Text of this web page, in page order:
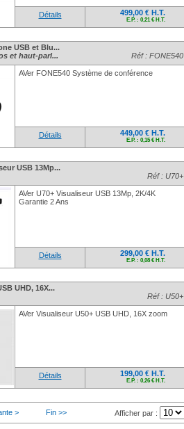
Détails 499,00 € H.T.
E.P. : 0,21 € H.T.
USB et Blu...
et haut-parl...
Réf : FONE540
AVer FONE540 Système de conférence
Détails 449,00 € H.T.
E.P. : 0,15 € H.T.
USB 13Mp...
Réf : U70+
AVer U70+ Visualiseur USB 13Mp, 2K/4K
Garantie 2 Ans
Détails 299,00 € H.T.
E.P. : 0,08 € H.T.
UHD, 16X...
Réf : U50+
AVer Visualiseur U50+ USB UHD, 16X zoom
Détails 199,00 € H.T.
E.P. : 0,26 € H.T.
> Fin >> Afficher par :